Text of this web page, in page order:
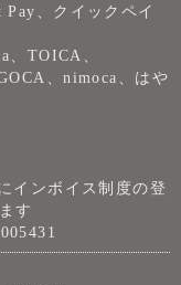
、クイックペイ
、TOICA、
、nimoca、はや
インボイス制度の登
す